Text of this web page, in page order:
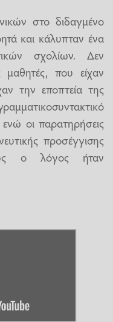
στο διδαγμένο
και κάλυπταν ένα
σχολίων. Δεν
μαθητές, που είχαν
την εποπτεία της
οι παρατηρήσεις
προσέγγισης
ο λόγος ήταν